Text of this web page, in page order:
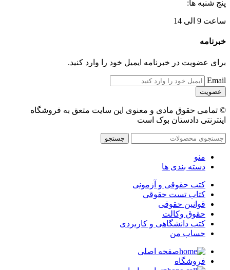
پنج شنبه ها:
ساعت 9 الی 14
خبرنامه
برای عضویت در خبرنامه ایمیل خود را وارد کنید.
Email
© تمامی حقوق مادی و معنوی این سایت متعق به فروشگاه
اینترنتی دادستان بوک است
جستجو
منو
دسته بندی ها
کتب حقوقی و آزمونی
کتاب تست حقوقی
قوانین حقوقی
حقوق وکالت
کتب دانشگاهی و کاربردی
حساب من
صفحه اصلی
فروشگاه